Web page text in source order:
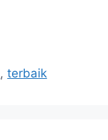
,terbaik